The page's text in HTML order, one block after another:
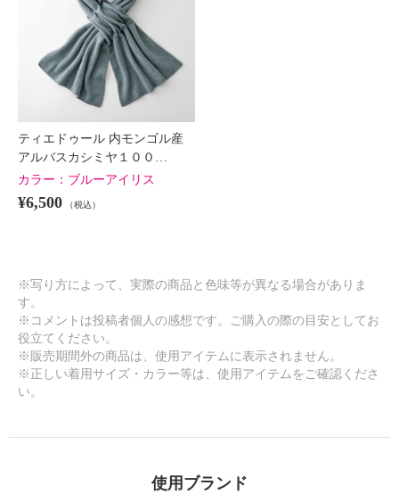
ティエドゥール 内モンゴル産
アルバスカシミヤ１００…
カラー： ブルーアイリス
¥6,500 （税込）
※写り方によって、実際の商品と色味等が異なる場合がありま
す。
※コメントは投稿者個人の感想です。ご購入の際の目安としてお
役立てください。
※販売期間外の商品は、使用アイテムに表示されません。
※正しい着用サイズ・カラー等は、使用アイテムをご確認くださ
い。
使用ブランド